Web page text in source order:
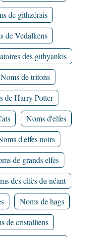
de githzérais
de Vedalkens
des githyankis
Noms de tritons
de Harry Potter
Noms d'elfes
d'elfes noirs
de grands elfes
des elfes du néant
Noms de hags
de cristalliens